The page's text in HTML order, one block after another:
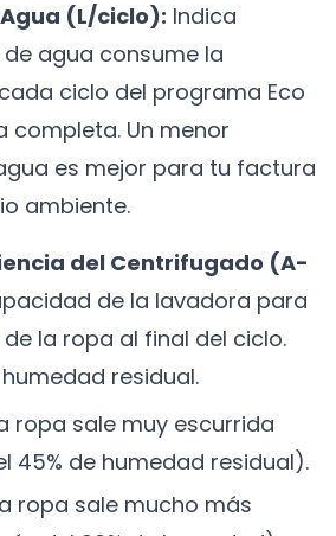
(L/ciclo): Indica
agua consume la
ciclo del programa Eco
completa. Un menor
es mejor para tu factura
ambiente.
del Centrifugado (A-
de la lavadora para
la ropa al final del ciclo.
residual.
ropa sale muy escurrida
45% de humedad residual).
ropa sale mucho más